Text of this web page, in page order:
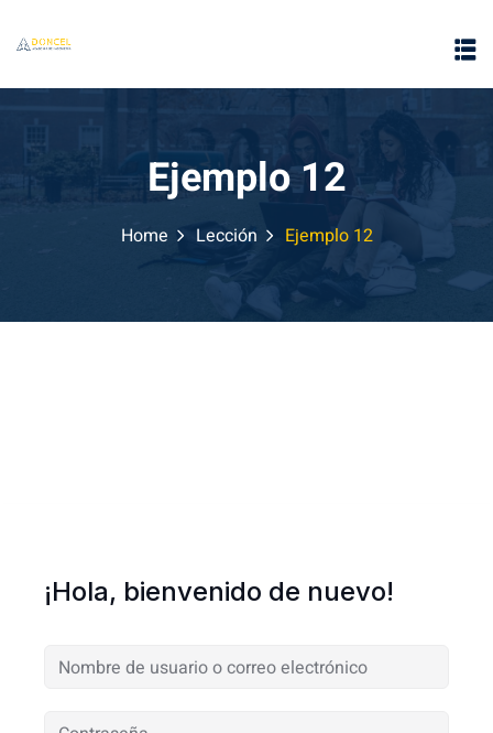
Ejemplo 12
Home Lección Ejemplo 12
¡Hola, bienvenido de nuevo!